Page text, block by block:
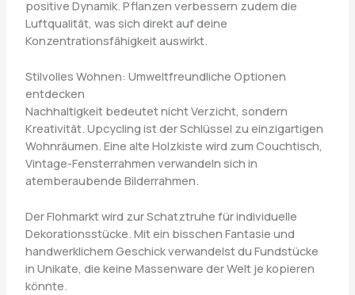
positive Dynamik. Pflanzen verbessern zudem die
Luftqualität, was sich direkt auf deine
Konzentrationsfähigkeit auswirkt.
Stilvolles Wohnen: Umweltfreundliche Optionen
entdecken
Nachhaltigkeit bedeutet nicht Verzicht, sondern
Kreativität. Upcycling ist der Schlüssel zu einzigartigen
Wohnräumen. Eine alte Holzkiste wird zum Couchtisch,
Vintage-Fensterrahmen verwandeln sich in
atemberaubende Bilderrahmen.
Der Flohmarkt wird zur Schatztruhe für individuelle
Dekorationsstücke. Mit ein bisschen Fantasie und
handwerklichem Geschick verwandelst du Fundstücke
in Unikate, die keine Massenware der Welt je kopieren
könnte.